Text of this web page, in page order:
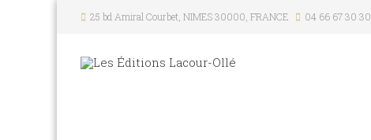
25 bd Amiral Courbet , NIMES30000 FRANCE 04 66 67 30 30